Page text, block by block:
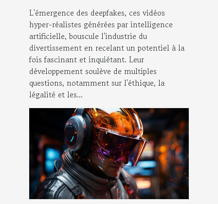
L'émergence des deepfakes, ces vidéos
hyper-réalistes générées par intelligence
artificielle, bouscule l'industrie du
divertissement en recelant un potentiel à la
fois fascinant et inquiétant. Leur
développement soulève de multiples
questions, notamment sur l'éthique, la
légalité et les...